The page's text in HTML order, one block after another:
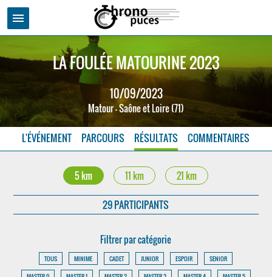
menu
LA FOULÉE MATOURINE 2023
10/09/2023
Matour - Saône et Loire (71)
L'ÉVÉNEMENT PARCOURS RÉSULTATS COMMENTAIRES
5 km 11 km 21 km
29 PARTICIPANTS
Filtrer par catégorie
TOUS MINIME CADET JUNIOR ESPOIR
SENIOR